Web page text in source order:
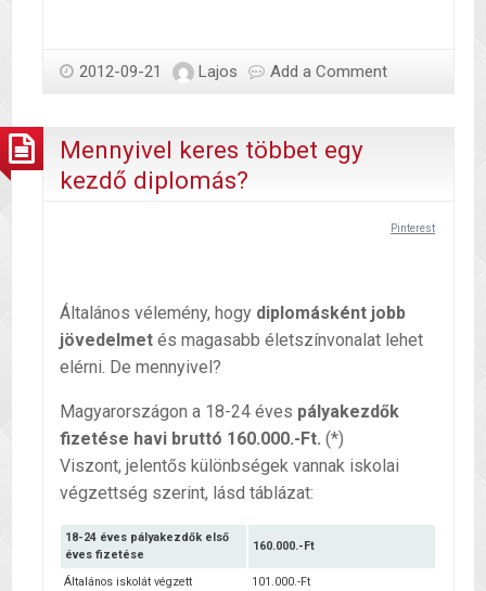
2012-09-21 Lajos Add a Comment
Mennyivel keres többet egy
kezdő diplomás?
Pinterest
Általános vélemény, hogy diplomásként jobb
jövedelmet és magasabb életszínvonalat lehet
elérni. De mennyivel?
Magyarországon a 18-24 éves pályakezdők
fizetése havi bruttó 160.000.-Ft. (*)
Viszont, jelentős különbségek vannak iskolai
végzettség szerint, lásd táblázat:
18-24 éves pályakezdők első
éves fizetése
160.000.-Ft
Általános iskolát végzett
101.000.-Ft